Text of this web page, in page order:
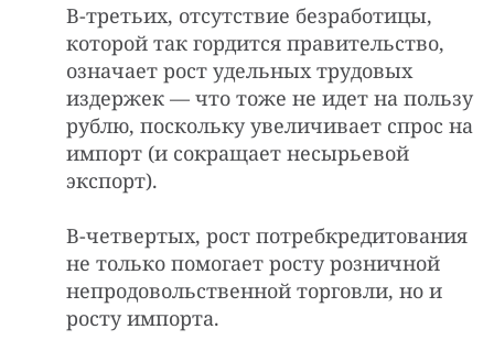
В-третьих, отсутствие безработицы,
которой так гордится правительство,
означает рост удельных трудовых
издержек — что тоже не идет на пользу
рублю, поскольку увеличивает спрос на
импорт (и сокращает несырьевой
экспорт).
В-четвертых, рост потребкредитования
не только помогает росту розничной
непродовольственной торговли, но и
росту импорта.